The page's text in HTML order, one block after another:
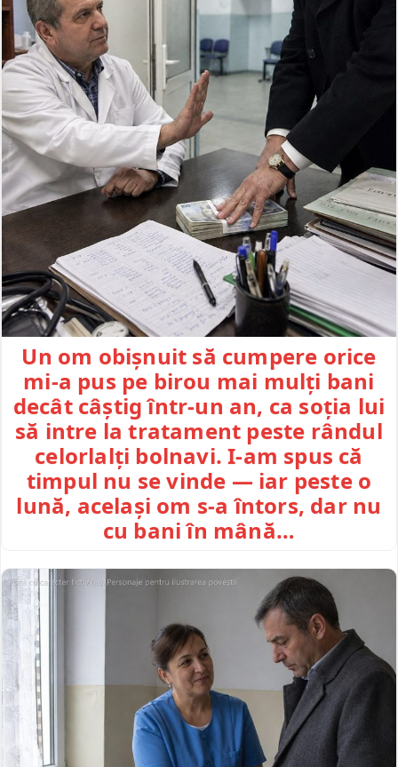
Un om obișnuit să cumpere orice
mi-a pus pe birou mai mulți bani
decât câștig într-un an, ca soția lui
să intre la tratament peste rândul
celorlalți bolnavi. I-am spus că
timpul nu se vinde — iar peste o
lună, același om s-a întors, dar nu
cu bani în mână…